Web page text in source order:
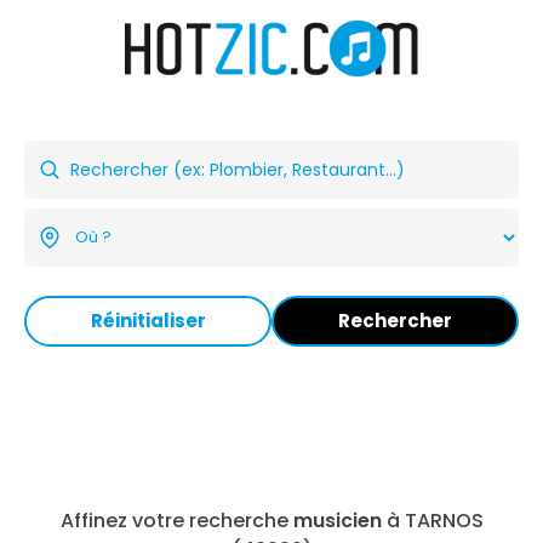
Réinitialiser Rechercher
Affinez votre recherche musicienà TARNOS